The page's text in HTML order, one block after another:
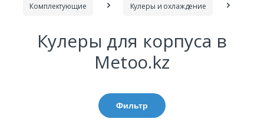
Комплектующие Кулеры и охлаждение
Кулеры для корпуса в
Metoo.kz
Фильтр